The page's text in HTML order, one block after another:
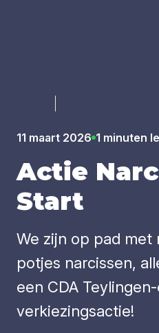
11 maart 2026 1 minuten
Actie
Start
We zijn op pad met
potjes narcissen,
een CDA
verkiezingsactie!